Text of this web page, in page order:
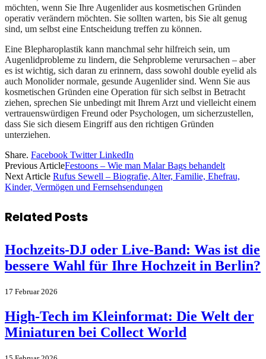
möchten, wenn Sie Ihre Augenlider aus kosmetischen Gründen
operativ verändern möchten. Sie sollten warten, bis Sie alt genug
sind, um selbst eine Entscheidung treffen zu können.
Eine Blepharoplastik kann manchmal sehr hilfreich sein, um
Augenlidprobleme zu lindern, die Sehprobleme verursachen – aber
es ist wichtig, sich daran zu erinnern, dass sowohl double eyelid als
auch Monolider normale, gesunde Augenlider sind. Wenn Sie aus
kosmetischen Gründen eine Operation für sich selbst in Betracht
ziehen, sprechen Sie unbedingt mit Ihrem Arzt und vielleicht einem
vertrauenswürdigen Freund oder Psychologen, um sicherzustellen,
dass Sie sich diesem Eingriff aus den richtigen Gründen
unterziehen.
Share. Facebook Twitter LinkedIn
Previous ArticleFestoons – Wie man Malar Bags behandelt
Next Article Rufus Sewell – Biografie, Alter, Familie, Ehefrau,
Kinder, Vermögen und Fernsehsendungen
Related Posts
Hochzeits-DJ oder Live-Band: Was ist die
bessere Wahl für Ihre Hochzeit in Berlin?
17 Februar 2026
High-Tech im Kleinformat: Die Welt der
Miniaturen bei Collect World